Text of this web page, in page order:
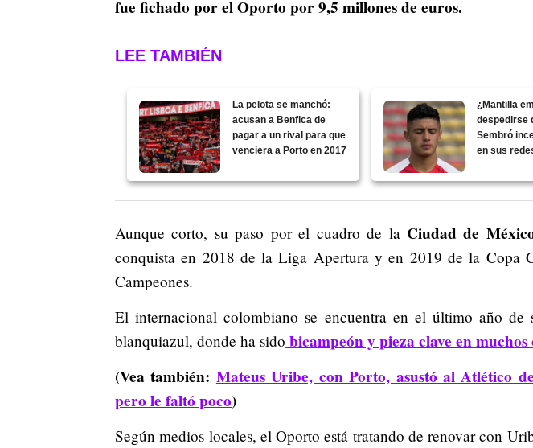
fue fichado por el Oporto por 9,5 millones de euros.
LEE TAMBIÉN
La pelota se manchó:
acusan a Benfica de
pagar a un rival para que
venciera a Porto en 2017
¿Mantilla
despedirse
Sembró
en sus
Aunque corto, su paso por el cuadro de laCiudad de
conquista en 2018 de la Liga Apertura y en 2019 de la Copa
Campeones.
El internacional colombiano se encuentra en el último año de
blanquiazul, donde ha sido bicampeón y pieza clave en
(Vea también: Mateus Uribe, con Porto, asustó al Atlético
pero le faltó poco)
Según medios locales, el Oporto está tratando de renovar con